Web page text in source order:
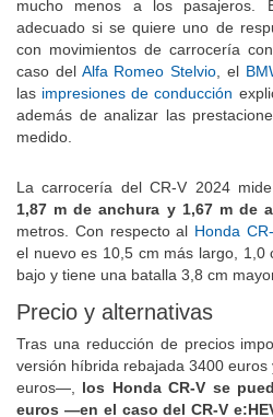
mucho menos a los pasajeros.
adecuado si se quiere uno de
con movimientos de carrocería
caso del Alfa Romeo Stelvio , el
las impresiones de conducción
además de analizar las
medido.
La carrocería del CR-V 2024 mide
1,87 m de anchura y 1,67 m de
metros. Con respecto al Honda
el nuevo es 10,5 cm más largo, 1,0
bajo y tiene una batalla 3,8 cm
Precio y alternativas
Tras una reducción de precios
versión híbrida rebajada 3400
euros—, los Honda CR-V se
euros —en el caso del CR-V